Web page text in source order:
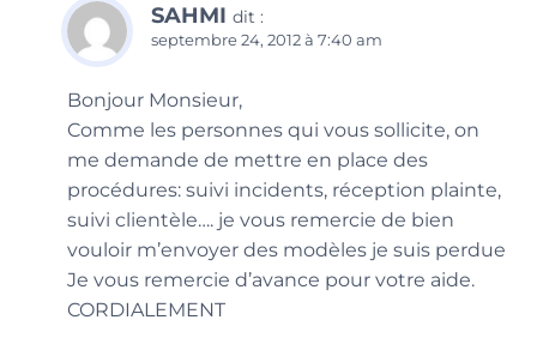
SAHMI dit :
septembre 24, 2012 à 7:40 am
Bonjour Monsieur,
Comme les personnes qui vous sollicite, on
me demande de mettre en place des
procédures: suivi incidents, réception plainte,
suivi clientèle…. je vous remercie de bien
vouloir m’envoyer des modèles je suis perdue
Je vous remercie d’avance pour votre aide.
CORDIALEMENT